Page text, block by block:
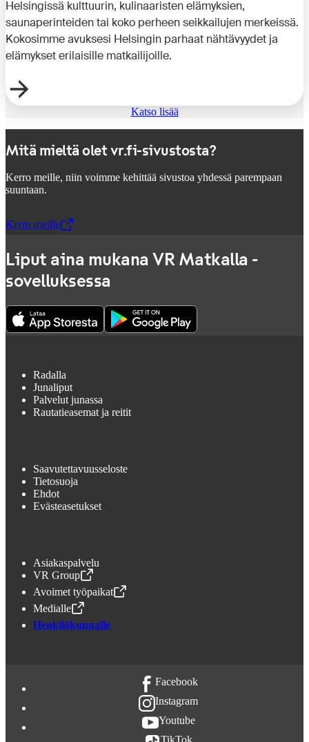
Helsingissä kulttuurin, kulinaaristen elämyksien,
saunaperinteiden tai koko perheen seikkailujen merkeissä.
Kokosimme avuksesi Helsingin parhaat nähtävyydet ja
elämykset erilaisille matkailijoille.
Katso lisää
Mitä mieltä olet vr.fi-sivustosta?
Kerro meille, niin voimme kehittää sivustoa yhdessä parempaan
suuntaan.
Kerro meille
,Avataan uudessa välilehdessä
Liput aina mukana VR Matkalla -
sovelluksessa
Radalla
Junaliput
Palvelut junassa
Rautatieasemat ja reitit
Saavutettavuusseloste
Tietosuoja
Ehdot
Evästeasetukset
Asiakaspalvelu
VR Group
,Avataan uudessa välilehdessä
Avoimet työpaikat
,Avataan uudessa välilehdessä
Medialle
,Avataan uudessa välilehdessä
Henkilökunnalle
Facebook
Instagram
Youtube
TikTok